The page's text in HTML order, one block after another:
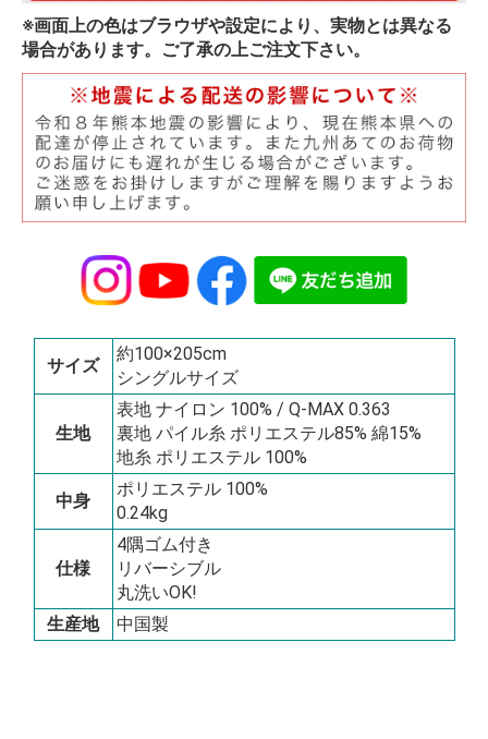
※画面上の色はブラウザや設定により、実物とは異なる
場合があります。ご了承の上ご注文下さい。
サイズ
約100×205cm
シングルサイズ
生地
表地 ナイロン 100% / Q-MAX 0.363
裏地 パイル糸 ポリエステル85% 綿15%
地糸 ポリエステル 100%
中身
ポリエステル 100%
0.24kg
仕様
4隅ゴム付き
リバーシブル
丸洗いOK!
生産地
中国製